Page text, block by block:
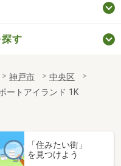
す
神戸市
中央区
ートアイランド 1K
「住みたい街」
を見つけよう